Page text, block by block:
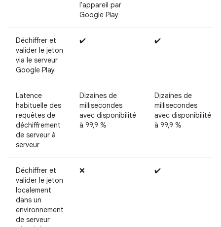
l'appareil par
Google Play
Déchiffrer et
valider le jeton
via le serveur
Google Play
✔️ ✔️
Latence
habituelle des
requêtes de
déchiffrement
de serveur à
serveur
Dizaines de
millisecondes
avec disponibilité
à 99,9 %
Dizaines de
millisecondes
avec disponibilité
à 99,9 %
Déchiffrer et
valider le jeton
localement
dans un
environnement
de serveur
❌ ✔️